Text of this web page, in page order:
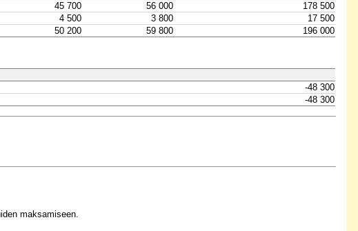
45 700 56 000
178 500
4 500 3 800
17 500
50 200 59 800 196 000
-48 300
-48 300
maksamiseen.